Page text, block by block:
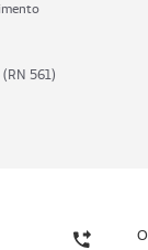
561)